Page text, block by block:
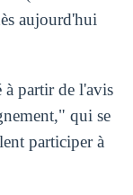
aujourd'hui
partir de l'avis
qui se
participer à